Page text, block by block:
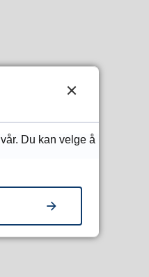
Du kan velge å